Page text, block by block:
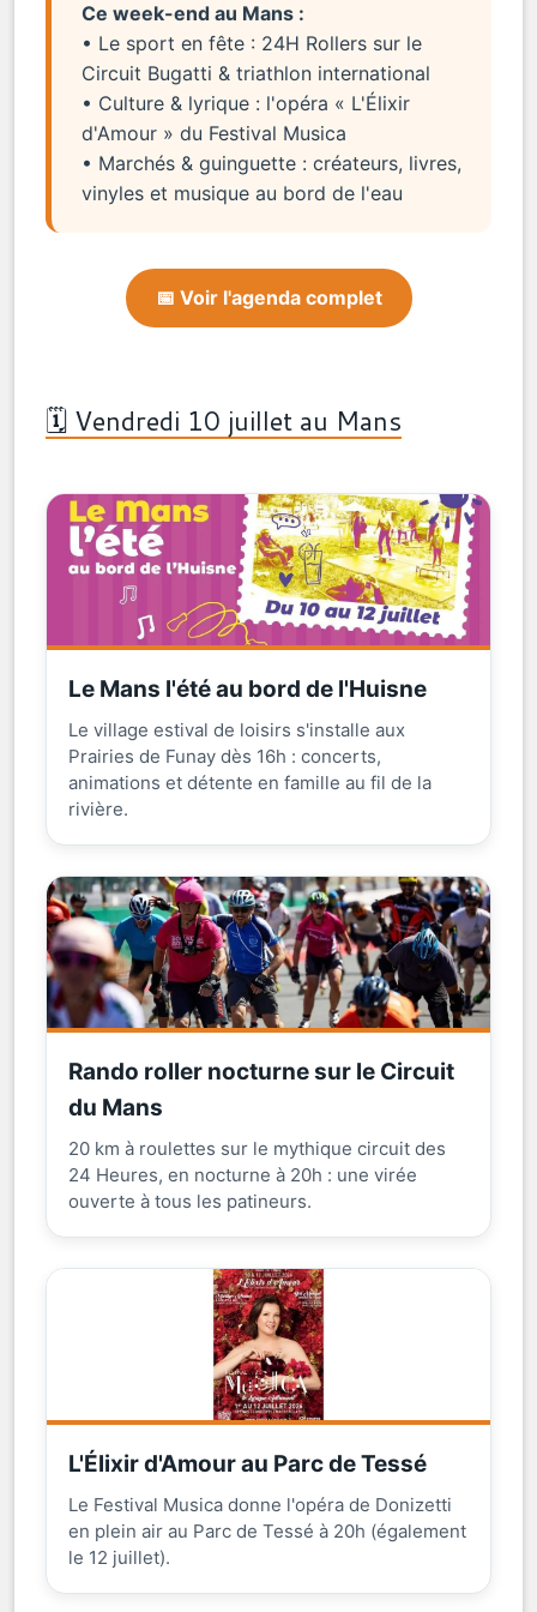
Ce week-end au Mans :
• Le sport en fête : 24H Rollers sur le
Circuit Bugatti & triathlon international
• Culture & lyrique : l'opéra « L'Élixir
d'Amour » du Festival Musica
• Marchés & guinguette : créateurs, livres,
vinyles et musique au bord de l'eau
📅 Voir l'agenda complet
🗓️ Vendredi 10 juillet au Mans
Le Mans l'été au bord de l'Huisne
Le village estival de loisirs s'installe aux
Prairies de Funay dès 16h : concerts,
animations et détente en famille au fil de la
rivière.
Rando roller nocturne sur le Circuit
du Mans
20 km à roulettes sur le mythique circuit des
24 Heures, en nocturne à 20h : une virée
ouverte à tous les patineurs.
L'Élixir d'Amour au Parc de Tessé
Le Festival Musica donne l'opéra de Donizetti
en plein air au Parc de Tessé à 20h (également
le 12 juillet).